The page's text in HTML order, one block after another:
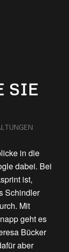
SIE
in die
dabei. Bei
ist,
Schindler
Mit
geht es
Bücker
aber